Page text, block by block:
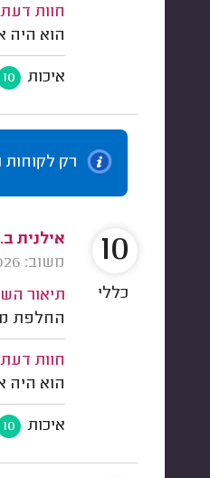
חוות
הוא היה
איכות 10
רק לקוחות
אילנית
משוב: 05/07/2026
תיאור
החלפת
חוות
הוא היה
איכות 10
10
כללי